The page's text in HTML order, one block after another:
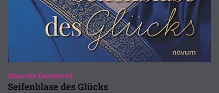
Marcela Danielová
Seifenblase des Glücks